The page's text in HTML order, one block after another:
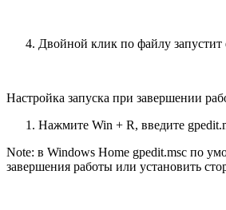
Двойной клик по файлу запустит
Настройка запуска при завершении
Нажмите Win + R, введите
Note: в Windows Home gpedit.msc по
завершения работы или установить